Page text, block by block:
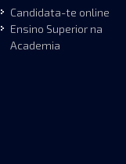
Candidata-te online
Ensino Superior na
Academia